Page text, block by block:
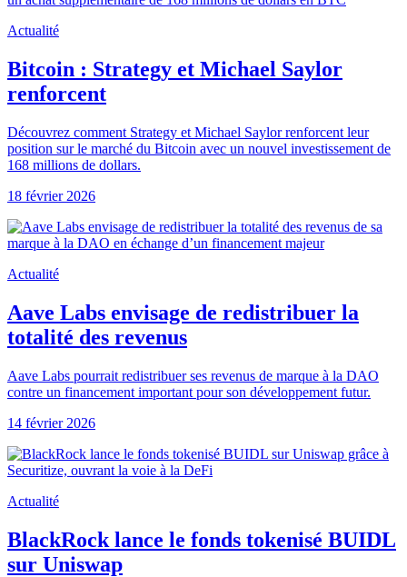
Actualité
Bitcoin : Strategy et Michael Saylor
renforcent
Découvrez comment Strategy et Michael Saylor renforcent leur
position sur le marché du Bitcoin avec un nouvel investissement de
168 millions de dollars.
18 février 2026
Actualité
Aave Labs envisage de redistribuer la
totalité des revenus
Aave Labs pourrait redistribuer ses revenus de marque à la DAO
contre un financement important pour son développement futur.
14 février 2026
Actualité
BlackRock lance le fonds tokenisé BUIDL
sur Uniswap